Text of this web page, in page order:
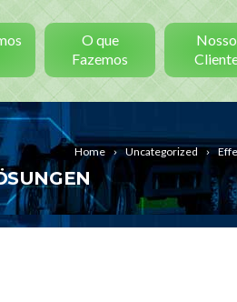
O que
Fazemos
Home Uncategorized